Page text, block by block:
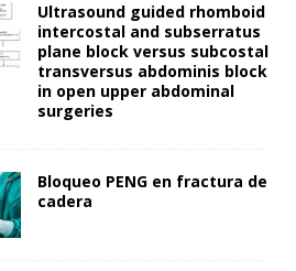
Ultrasound guided rhomboid
intercostal and subserratus
plane block versus subcostal
transversus abdominis block
in open upper abdominal
surgeries
Bloqueo PENG en fractura de
cadera